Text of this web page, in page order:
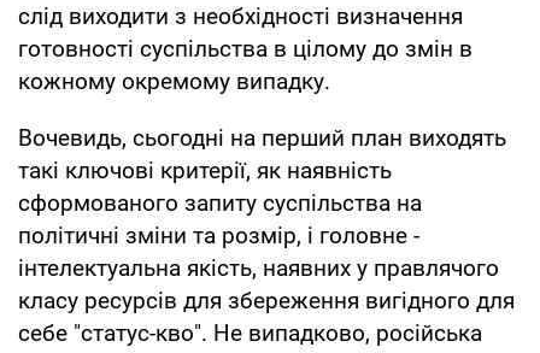
слід виходити з необхідності визначення
готовності суспільства в цілому до змін в
кожному окремому випадку.
Вочевидь, сьогодні на перший план виходять
такі ключові критерії, як наявність
сформованого запиту суспільства на
політичні зміни та розмір, і головне -
інтелектуальна якість, наявних у правлячого
класу ресурсів для збереження вигідного для
себе "статус-кво". Не випадково, російська